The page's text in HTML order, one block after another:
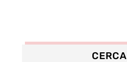
CERCA